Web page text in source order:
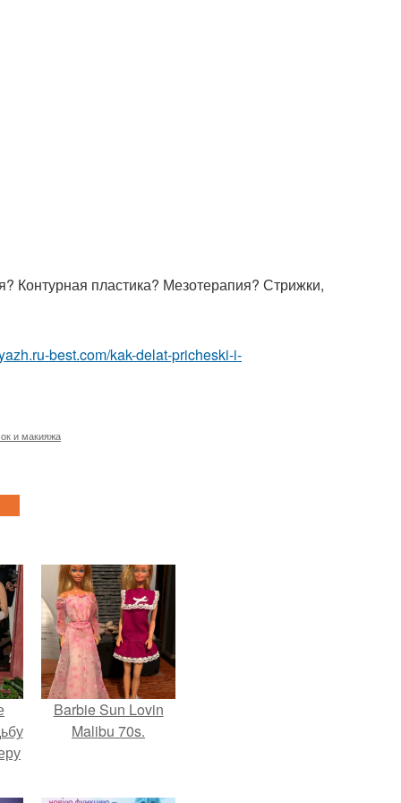
пластика? Мезотерапия? Стрижки,
best.com/kak-delat-pricheski-i-
и макияжа
Barbie Sun Lovin
Malibu 70s.